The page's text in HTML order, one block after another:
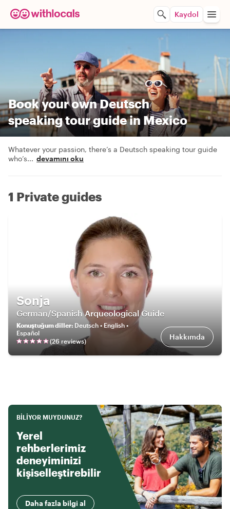
Kaydol
Book your own Deutsch
speaking tour guide in Mexico
Whatever your passion, there’s a Deutsch speaking tour guide
who’s... devamını oku
1 Private guides
Sonja
German/Spanish Arqueological Guide
Konuştuğum diller: Deutsch • English •
Español
(26 reviews) Hakkımda
BILIYOR MUYDUNUZ?
Yerel
rehberlerimiz
deneyiminizi
kişiselleştirebilir
Daha fazla bilgi al